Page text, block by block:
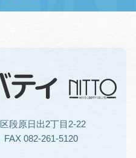
段原日出2丁目2-22
082-261-5120